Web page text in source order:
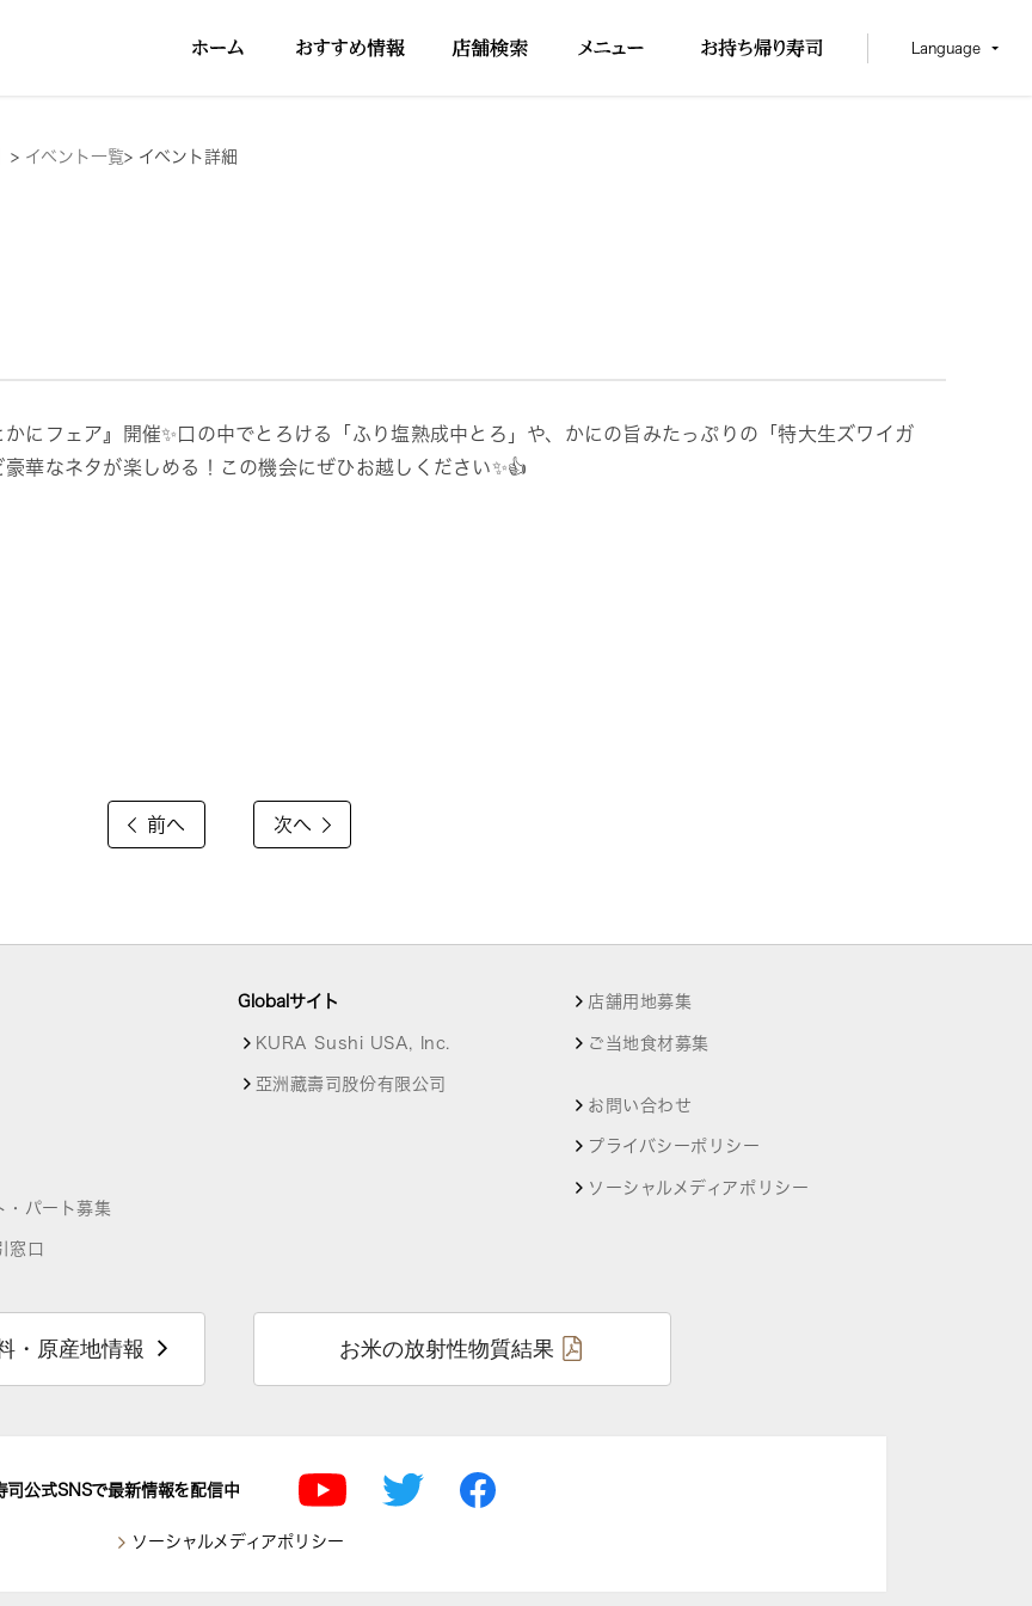
Language
> イベント一覧> イベント詳細
かにフェア』開催✨口の中でとろける「ふり塩熟成中とろ」や、かにの旨みたっぷりの「特大生ズワイガ
豪華なネタが楽しめる！この機会にぜひお越しください✨👍
前へ 次へ
・パート募集
窓口
Globalサイト
KURA Sushi USA, Inc.
亞洲藏壽司股份有限公司
店舗用地募集
ご当地食材募集
お問い合わせ
プライバシーポリシー
ソーシャルメディアポリシー
・原産地情報 お米の放射性物質結果
司公式SNSで最新情報を配信中
ソーシャルメディアポリシー